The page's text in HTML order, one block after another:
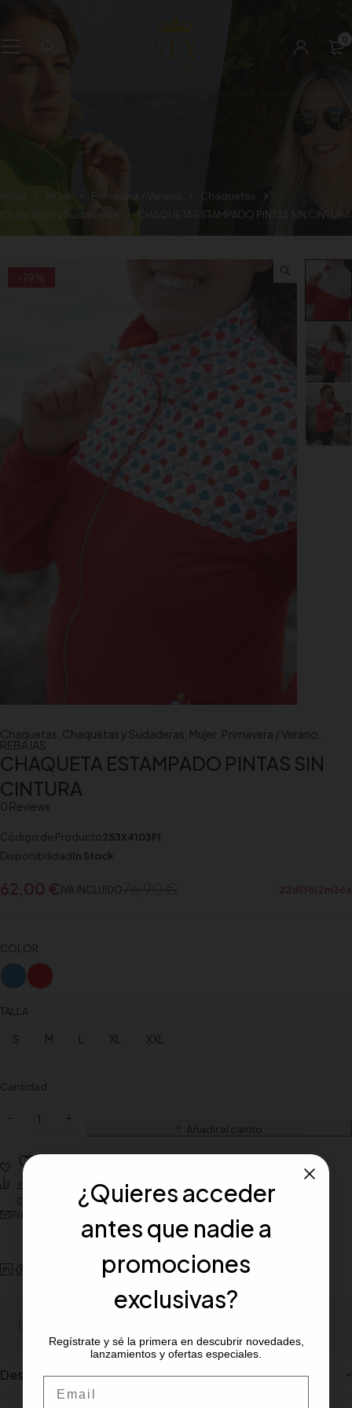
0
Inicio Mujer Primavera / Verano
Chaquetas
Chaquetas y Sudaderas
CHAQUETA ESTAMPADO PINTAS SIN CINTURA
-19%
Chaquetas Chaquetas y Sudaderas Mujer Primavera / Verano
REBAJAS
CHAQUETA ESTAMPADO PINTAS SIN
CINTURA
0 Reviews
Código de Producto253X4103FI
DisponibilidadIn Stock
62,00 € IVA INCLUIDO 22 d 13 h12 m36 s
COLOR
TALLA
S M L XL XXL
Cantidad
Añadir al carrito
<span class="ts-tooltip button-tooltip" data-title="Añadir para
comparar">Compare</span>
Preguntar sobre el producto
Description
¿Quieres acceder
antes que nadie a
promociones
exclusivas?
Regístrate y sé la primera en descubrir novedades,
lanzamientos y ofertas especiales.